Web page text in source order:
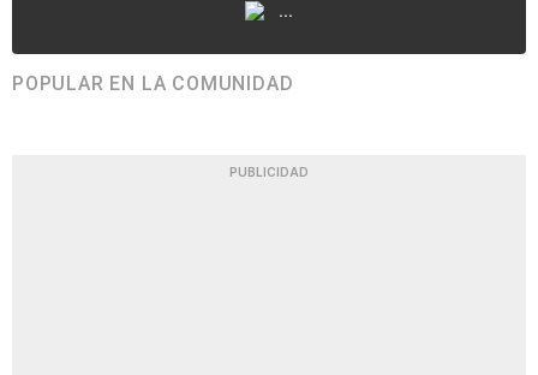
...
POPULAR EN LA COMUNIDAD
PUBLICIDAD